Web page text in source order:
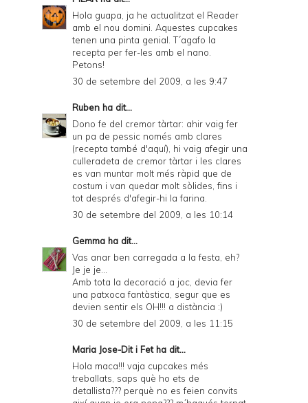
Hola guapa, ja he actualitzat el Reader
amb el nou domini. Aquestes cupcakes
tenen una pinta genial. T´agafo la
recepta per fer-les amb el nano.
Petons!
30 de setembre del 2009, a les 9:47
Ruben ha dit...
Dono fe del cremor tàrtar: ahir vaig fer
un pa de pessic només amb clares
(recepta també d'aquí), hi vaig afegir una
culleradeta de cremor tàrtar i les clares
es van muntar molt més ràpid que de
costum i van quedar molt sòlides, fins i
tot després d'afegir-hi la farina.
30 de setembre del 2009, a les 10:14
Gemma ha dit...
Vas anar ben carregada a la festa, eh?
Je je je...
Amb tota la decoració a joc, devia fer
una patxoca fantàstica, segur que es
devien sentir els OH!!! a distància :)
30 de setembre del 2009, a les 11:15
Maria Jose-Dit i Fetha dit...
Hola maca!!! vaja cupcakes més
treballats, saps què ho ets de
detallista??? perquè no es feien convits